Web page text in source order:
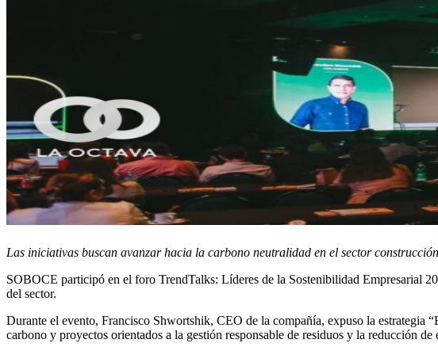
Las iniciativas buscan avanzar hacia la carbono neutralidad en el sector
SOBOCE participó en el foro TrendTalks: Líderes de la Sostenibilidad Empresarial
del sector.
Durante el evento, Francisco Shwortshik, CEO de la compañía, expuso la estrategia
carbono y proyectos orientados a la gestión responsable de residuos y la reducción de